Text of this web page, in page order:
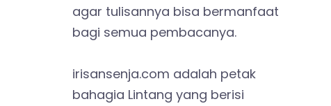
agar tulisannya bisa bermanfaat
bagi semua pembacanya.
irisansenja.com adalah petak
bahagia Lintang yang berisi